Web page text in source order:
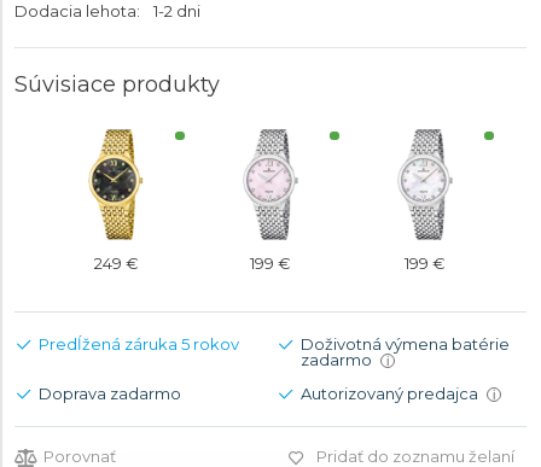
Dodacia lehota:
1-2 dni
Súvisiace produkty
249 € 199 € 199 €
Predĺžená záruka 5 rokov
Doživotná výmena batérie
zadarmo
i
Doprava zadarmo Autorizovaný predajca i
Porovnať Pridať do zoznamu želaní